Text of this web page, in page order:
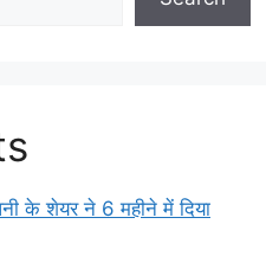
के शेयर ने 6 महीने में दिया